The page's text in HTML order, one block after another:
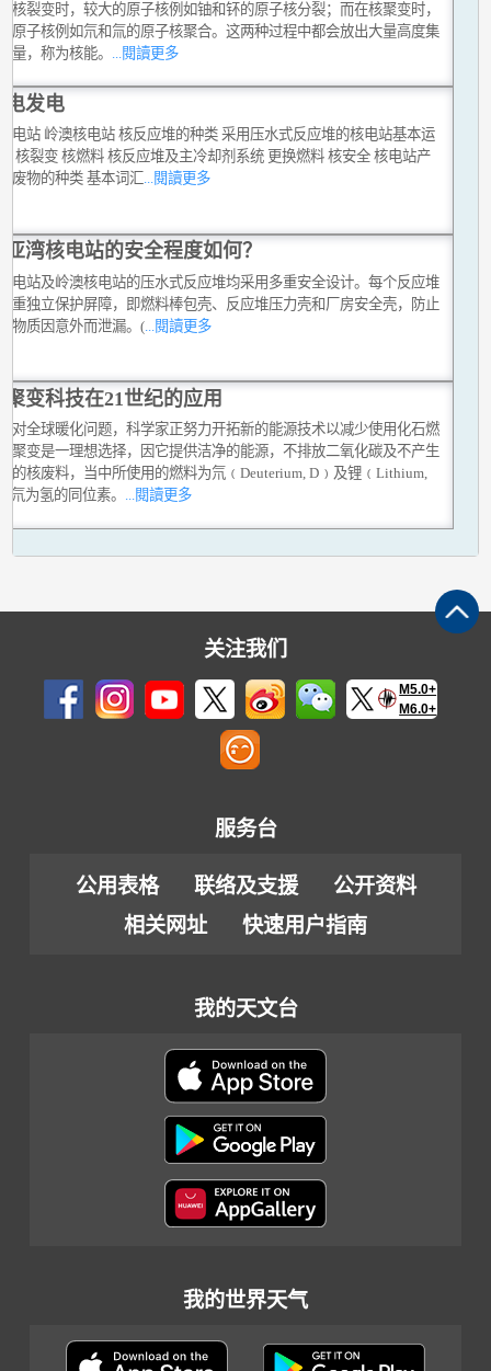
核裂变时，较大的原子核例如铀和钚的原子核分裂；而在核聚变时，
原子核例如氘和氚的原子核聚合。这两种过程中都会放出大量高度集
量，称为核能。 ...閱讀更多
电发电
电站 岭澳核电站 核反应堆的种类 采用压水式反应堆的核电站基本运
核裂变 核燃料 核反应堆及主冷却剂系统 更换燃料 核安全 核电站产
废物的种类 基本词汇 ...閱讀更多
亚湾核电站的安全程度如何？
电站及岭澳核电站的压水式反应堆均采用多重安全设计。每个反应堆
重独立保护屏障，即燃料棒包壳、反应堆压力壳和厂房安全壳，防止
物质因意外而泄漏。( ...閱讀更多
聚变科技在21世纪的应用
对全球暖化问题，科学家正努力开拓新的能源技术以减少使用化石燃
聚变是一理想选择，因它提供洁净的能源，不排放二氧化碳及不产生
的核废料，当中所使用的燃料为氘﹙Deuterium, D﹚及锂﹙Lithium,
氘为氢的同位素。 ...閱讀更多
关注我们
M5.0+
M6.0+
服务台
公用表格 联络及支援
公开资料
相关网址
快速用户指南
我的天文台
我的世界天气